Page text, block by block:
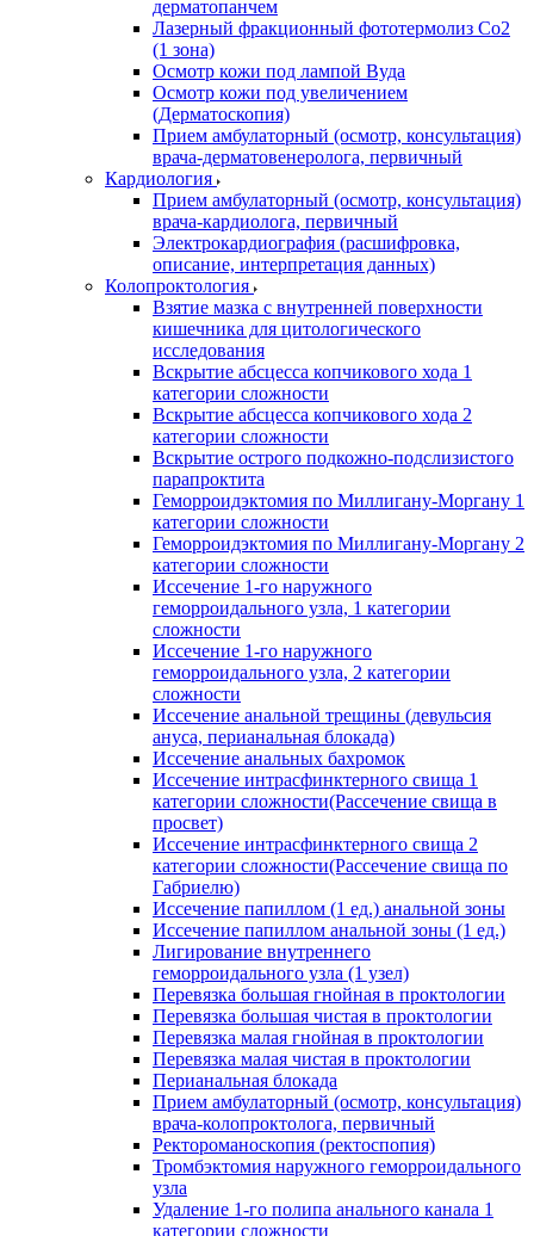
дерматопанчем
Лазерный фракционный фототермолиз Со2
(1 зона)
Осмотр кожи под лампой Вуда
Осмотр кожи под увеличением
(Дерматоскопия)
Прием амбулаторный (осмотр, консультация)
врача-дерматовенеролога, первичный
Кардиология
Прием амбулаторный (осмотр, консультация)
врача-кардиолога, первичный
Электрокардиография (расшифровка,
описание, интерпретация данных)
Колопроктология
Взятие мазка с внутренней поверхности
кишечника для цитологического
исследования
Вскрытие абсцесса копчикового хода 1
категории сложности
Вскрытие абсцесса копчикового хода 2
категории сложности
Вскрытие острого подкожно-подслизистого
парапроктита
Геморроидэктомия по Миллигану-Моргану 1
категории сложности
Геморроидэктомия по Миллигану-Моргану 2
категории сложности
Иссечение 1-го наружного
геморроидального узла, 1 категории
сложности
Иссечение 1-го наружного
геморроидального узла, 2 категории
сложности
Иссечение анальной трещины (девульсия
ануса, перианальная блокада)
Иссечение анальных бахромок
Иссечение интрасфинктерного свища 1
категории сложности(Рассечение свища в
просвет)
Иссечение интрасфинктерного свища 2
категории сложности(Рассечение свища по
Габриелю)
Иссечение папиллом (1 ед.) анальной зоны
Иссечение папиллом анальной зоны (1 ед.)
Лигирование внутреннего
геморроидального узла (1 узел)
Перевязка большая гнойная в проктологии
Перевязка большая чистая в проктологии
Перевязка малая гнойная в проктологии
Перевязка малая чистая в проктологии
Перианальная блокада
Прием амбулаторный (осмотр, консультация)
врача-колопроктолога, первичный
Ректороманоскопия (ректоспопия)
Тромбэктомия наружного геморроидального
узла
Удаление 1-го полипа анального канала 1
категории сложности